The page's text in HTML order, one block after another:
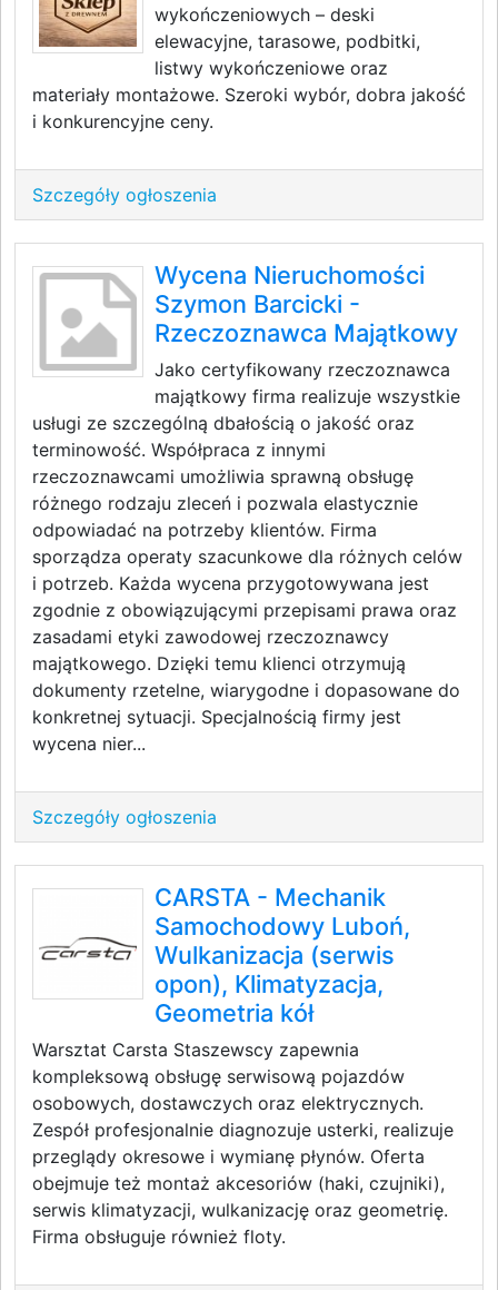
wykończeniowych – deski
elewacyjne, tarasowe, podbitki,
listwy wykończeniowe oraz
materiały montażowe. Szeroki wybór, dobra jakość
i konkurencyjne ceny.
Szczegóły ogłoszenia
Wycena Nieruchomości
Szymon Barcicki -
Rzeczoznawca Majątkowy
Jako certyfikowany rzeczoznawca
majątkowy firma realizuje wszystkie
usługi ze szczególną dbałością o jakość oraz
terminowość. Współpraca z innymi
rzeczoznawcami umożliwia sprawną obsługę
różnego rodzaju zleceń i pozwala elastycznie
odpowiadać na potrzeby klientów. Firma
sporządza operaty szacunkowe dla różnych celów
i potrzeb. Każda wycena przygotowywana jest
zgodnie z obowiązującymi przepisami prawa oraz
zasadami etyki zawodowej rzeczoznawcy
majątkowego. Dzięki temu klienci otrzymują
dokumenty rzetelne, wiarygodne i dopasowane do
konkretnej sytuacji. Specjalnością firmy jest
wycena nier...
Szczegóły ogłoszenia
CARSTA - Mechanik
Samochodowy Luboń,
Wulkanizacja (serwis
opon), Klimatyzacja,
Geometria kół
Warsztat Carsta Staszewscy zapewnia
kompleksową obsługę serwisową pojazdów
osobowych, dostawczych oraz elektrycznych.
Zespół profesjonalnie diagnozuje usterki, realizuje
przeglądy okresowe i wymianę płynów. Oferta
obejmuje też montaż akcesoriów (haki, czujniki),
serwis klimatyzacji, wulkanizację oraz geometrię.
Firma obsługuje również floty.